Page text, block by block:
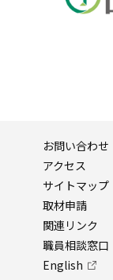
お問い合わせ
アクセス
サイトマップ
取材申請
関連リンク
職員相談窓口
English